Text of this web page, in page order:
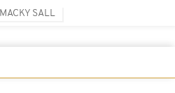
MACKY SALL